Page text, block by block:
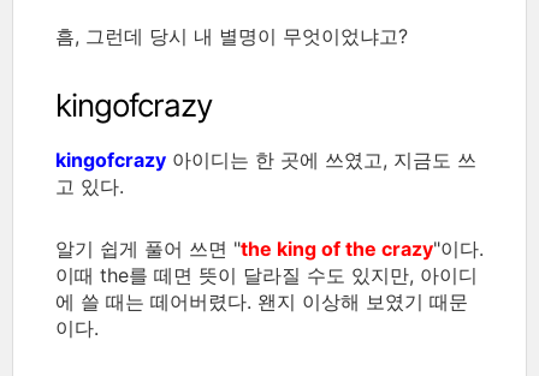
흠, 그런데 당시 내 별명이 무엇이었냐고?
kingofcrazy
kingofcrazy 아이디는 한 곳에 쓰였고, 지금도 쓰
고 있다.
알기 쉽게 풀어 쓰면 "the king of the crazy"이다.
이때 the를 떼면 뜻이 달라질 수도 있지만, 아이디
에 쓸 때는 떼어버렸다. 왠지 이상해 보였기 때문
이다.